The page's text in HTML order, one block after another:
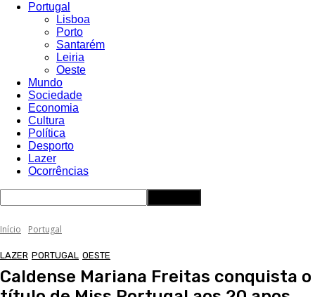
Portugal
Lisboa
Porto
Santarém
Leiria
Oeste
Mundo
Sociedade
Economia
Cultura
Política
Desporto
Lazer
Ocorrências
Início Portugal
LAZER PORTUGAL OESTE
Caldense Mariana Freitas conquista o